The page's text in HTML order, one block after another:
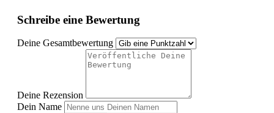
Schreibe eine Bewertung
Deine Gesamtbewertung
Deine Rezension
Dein Name